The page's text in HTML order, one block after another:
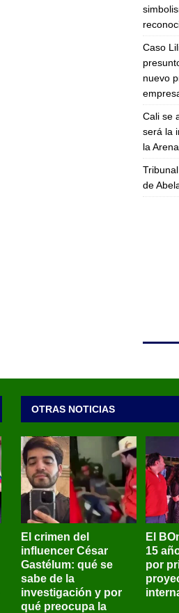
Caso
nuevo
Cali se
será la
la
de
OTRAS NOTICIAS
El crimen del
influencer César
Gastélum: qué se
sabe de la
investigación y por
qué preocupa la
El
15
por